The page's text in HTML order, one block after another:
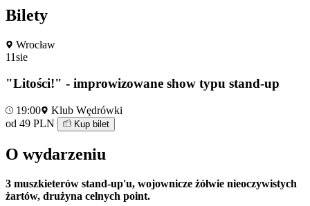
Bilety
Wrocław
11sie
"Litości!" - improwizowane show typu stand-up
19:00
Klub Wędrówki
od 49 PLN
Kup bilet
O wydarzeniu
3 muszkieterów stand-up'u, wojownicze żółwie nieoczywistych
żartów, drużyna celnych point.